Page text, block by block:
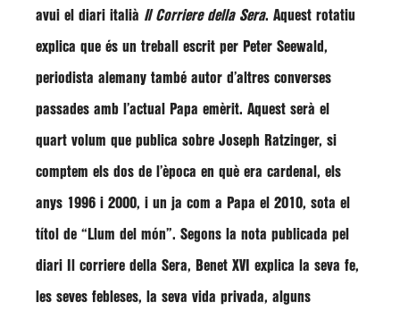
avui el diari italià Il Corriere della Sera. Aquest rotatiu
explica que és un treball escrit per Peter Seewald,
periodista alemany també autor d’altres converses
passades amb l’actual Papa emèrit. Aquest serà el
quart volum que publica sobre Joseph Ratzinger, si
comptem els dos de l’època en què era cardenal, els
anys 1996 i 2000, i un ja com a Papa el 2010, sota el
títol de “Llum del món”. Segons la nota publicada pel
diari Il corriere della Sera, Benet XVI explica la seva fe,
les seves febleses, la seva vida privada, alguns